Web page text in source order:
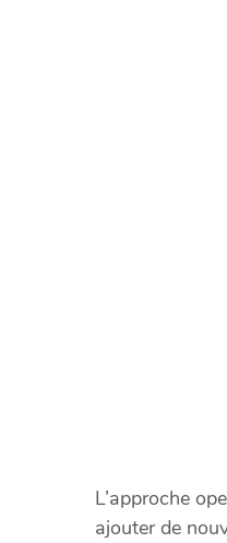
L’approche
ajouter de